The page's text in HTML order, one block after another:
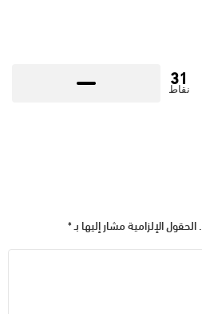
31
نقاط
الحقول الإلزامية مشار إليها بـ *